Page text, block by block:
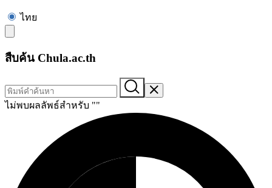
ไทย
สืบค้น Chula.ac.th
ไม่พบผลลัพธ์สำหรับ ""